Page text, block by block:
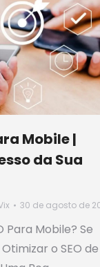
Mobile |
da Sua
30 de agosto de
Para Mobile? Se
o SEO de